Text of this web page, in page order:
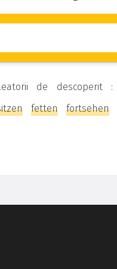
de descoperit :
fetten fortsehen